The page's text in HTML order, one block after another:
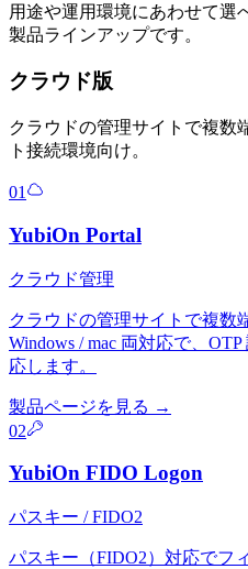
用途や運用環境にあわせて選
製品ラインアップです。
クラウド版
クラウドの管理サイトで複数
ト接続環境向け。
01
YubiOn Portal
クラウド管理
クラウドの管理サイトで複数
Windows / mac 両対応で、
応します。
製品ページを見る →
02
YubiOn FIDO Logon
パスキー / FIDO2
パスキー（FIDO2）対応でフ